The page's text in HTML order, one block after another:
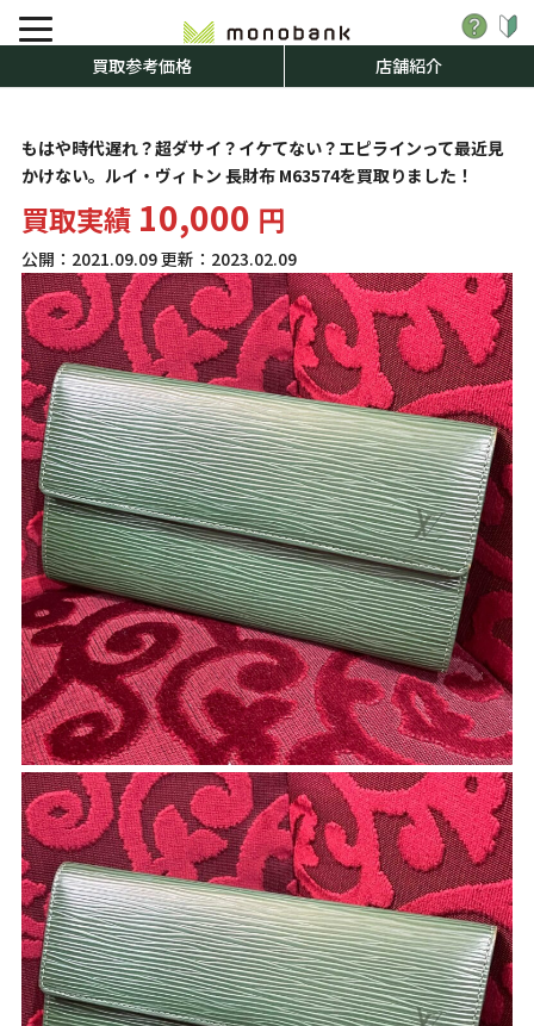
買取参考価格 店舗紹介
もはや時代遅れ？超ダサイ？イケてない？エピラインって最近見
かけない。ルイ・ヴィトン 長財布 M63574を買取りました！
買取実績10,000 円
公開： 2021.09.09更新： 2023.02.09